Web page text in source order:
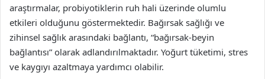
araştırmalar, probiyotiklerin ruh hali üzerinde olumlu
etkileri olduğunu göstermektedir. Bağırsak sağlığı ve
zihinsel sağlık arasındaki bağlantı, “bağırsak-beyin
bağlantısı” olarak adlandırılmaktadır. Yoğurt tüketimi, stres
ve kaygıyı azaltmaya yardımcı olabilir.